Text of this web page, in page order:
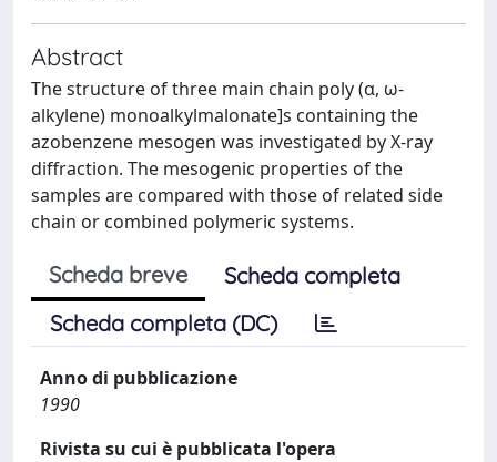
Abstract
The structure of three main chain poly (α, ω-
alkylene) monoalkylmalonate]s containing the
azobenzene mesogen was investigated by X-ray
diffraction. The mesogenic properties of the
samples are compared with those of related side
chain or combined polymeric systems.
Scheda breve
Scheda completa
Scheda completa (DC)
Anno di pubblicazione
1990
Rivista su cui è pubblicata l'opera